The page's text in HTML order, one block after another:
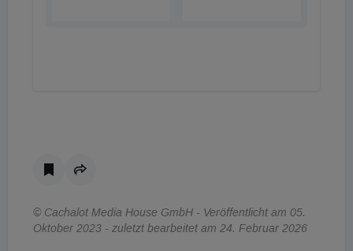
© Cachalot Media House GmbH - Veröffentlicht am 05.
Oktober 2023 - zuletzt bearbeitet am 24. Februar 2026